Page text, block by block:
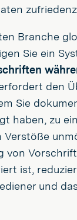
Branche
Sie ein
den
Sie
haben, zu
Verstöße
von
ist,
und